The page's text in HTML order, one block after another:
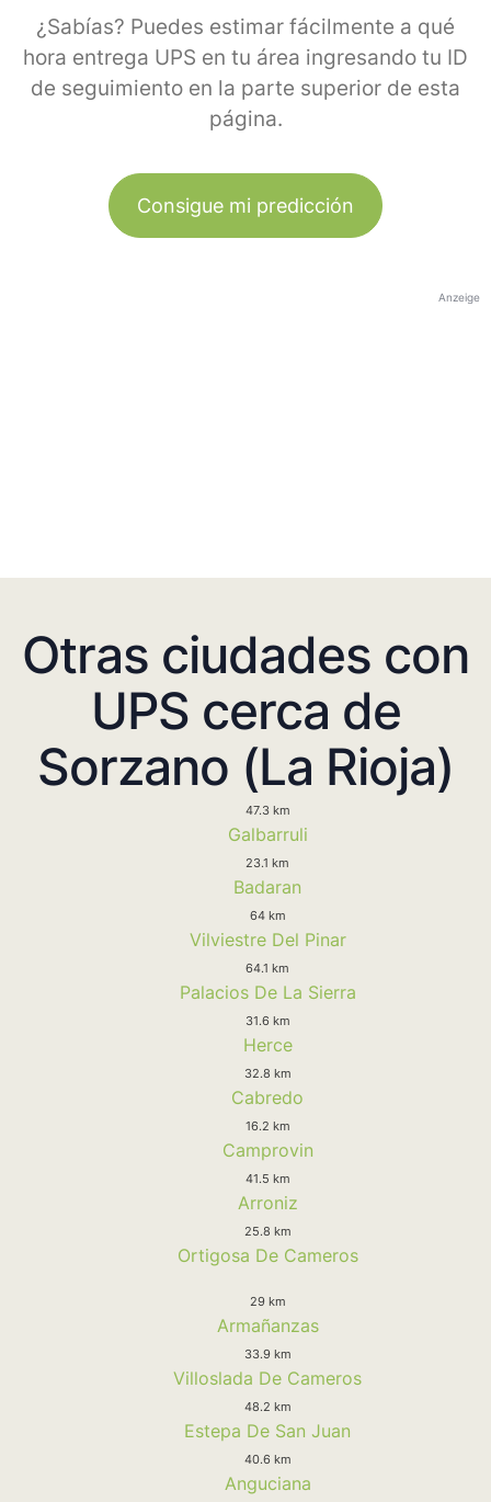
¿Sabías? Puedes estimar fácilmente a qué
hora entrega UPS en tu área ingresando tu ID
de seguimiento en la parte superior de esta
página.
Consigue mi predicción
Anzeige
Otras ciudades con
UPS cerca de
Sorzano (La Rioja)
47.3 km
Galbarruli
23.1 km
Badaran
64 km
Vilviestre Del Pinar
64.1 km
Palacios De La Sierra
31.6 km
Herce
32.8 km
Cabredo
16.2 km
Camprovin
41.5 km
Arroniz
25.8 km
Ortigosa De Cameros
29 km
Armañanzas
33.9 km
Villoslada De Cameros
48.2 km
Estepa De San Juan
40.6 km
Anguciana